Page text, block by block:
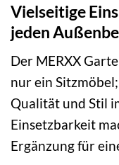
Vielseitige
jeden
Der MERXX
nur ein
Qualität und Stil
Einsetzbarkeit
Ergänzung für